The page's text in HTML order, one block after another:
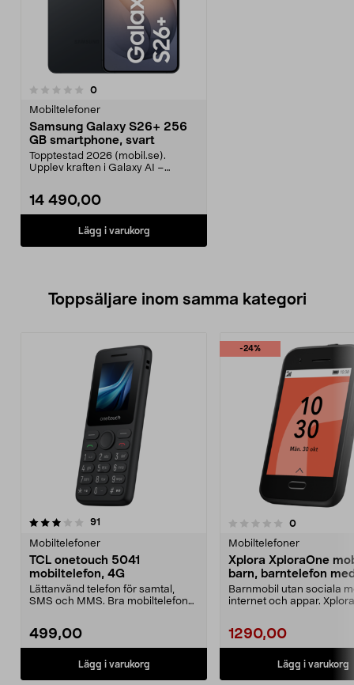
0recensioner
Mobiltelefoner
Samsung Galaxy S26+ 256
GB smartphone, svart
Topptestad 2026 (mobil.se).
Upplev kraften i Galaxy AI –
14 490,00
Lägg i varukorg
Toppsäljare inom samma kategori
91
Mobiltelefoner
TCL onetouch 5041
mobiltelefon, 4G
Lättanvänd telefon för samtal,
SMS och MMS. Bra mobiltelefon
499,00
Lägg i varukorg
-24%
0.0 av 5 stjärnor 0recensioner
Mobiltelefoner
Xplora XploraOne
barn, barntelefon
Barnmobil utan sociala
internet och appar. Xplora
1290,00
Lägg i varukorg
4.0 av 5 stjärnor